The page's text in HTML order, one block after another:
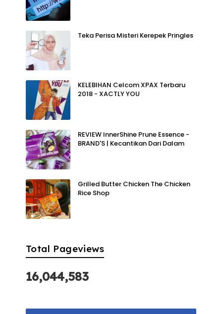
Teka Perisa Misteri Kerepek Pringles
KELEBIHAN Celcom XPAX Terbaru
2018 - XACTLY YOU
REVIEW InnerShine Prune Essence -
BRAND'S | Kecantikan Dari Dalam
Grilled Butter Chicken The Chicken
Rice Shop
Total Pageviews
16,044,583